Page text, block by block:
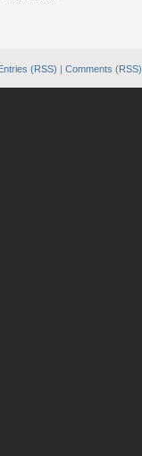
(RSS) | Comments (RSS)